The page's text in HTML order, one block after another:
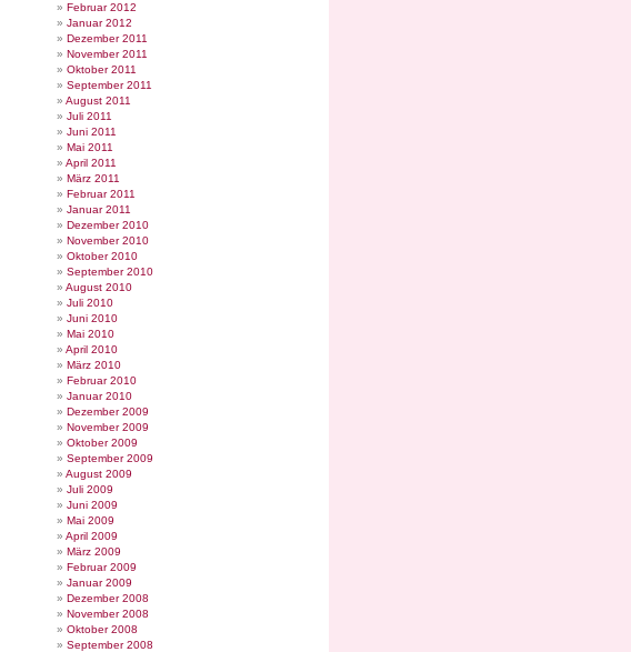
Februar 2012
Januar 2012
Dezember 2011
November 2011
Oktober 2011
September 2011
August 2011
Juli 2011
Juni 2011
Mai 2011
April 2011
März 2011
Februar 2011
Januar 2011
Dezember 2010
November 2010
Oktober 2010
September 2010
August 2010
Juli 2010
Juni 2010
Mai 2010
April 2010
März 2010
Februar 2010
Januar 2010
Dezember 2009
November 2009
Oktober 2009
September 2009
August 2009
Juli 2009
Juni 2009
Mai 2009
April 2009
März 2009
Februar 2009
Januar 2009
Dezember 2008
November 2008
Oktober 2008
September 2008